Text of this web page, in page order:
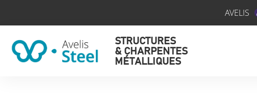
AVELIS
STRUCTURES
& CHARPENTES
MÉTALLIQUES